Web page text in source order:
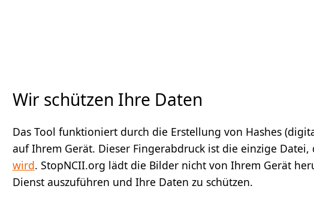
Wir schützen Ihre Daten
Das Tool funktioniert durch die Erstellung von Hashes
auf Ihrem Gerät. Dieser Fingerabdruck ist die einzige
wird. StopNCII.org lädt die Bilder nicht von Ihrem Gerät
Dienst auszuführen und Ihre Daten zu schützen.